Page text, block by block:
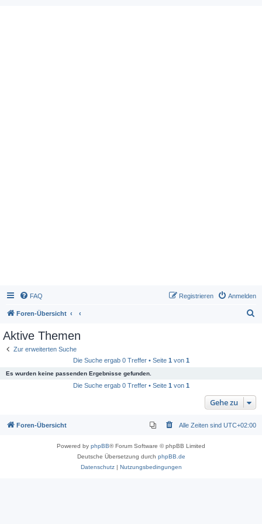
FAQ Anmelden
Registrieren
Foren-Übersicht
Aktive Themen
Zur erweiterten Suche
Die Suche ergab 0 Treffer • Seite 1 von 1
Es wurden keine passenden Ergebnisse gefunden.
Die Suche ergab 0 Treffer • Seite 1 von 1
Gehe zu
Foren-Übersicht Alle Zeiten sind UTC+02:00
Powered by phpBB® Forum Software © phpBB Limited
Deutsche Übersetzung durch phpBB.de
Datenschutz| Nutzungsbedingungen